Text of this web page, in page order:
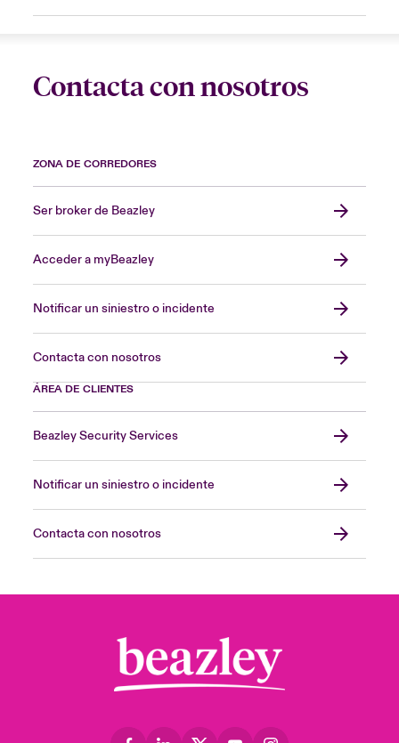
Contacta con nosotros
ZONA DE CORREDORES
Ser broker de Beazley
Acceder a myBeazley
Notificar un siniestro o incidente
Contacta con nosotros
ÁREA DE CLIENTES
Beazley Security Services
Notificar un siniestro o incidente
Contacta con nosotros